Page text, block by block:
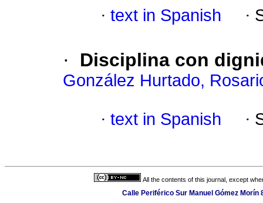
· text in Spanish ·
· Disciplina con
González Hurtado,
· text in Spanish ·
All the contents of this journal, except
Calle Periférico Sur Manuel Gómez Morín